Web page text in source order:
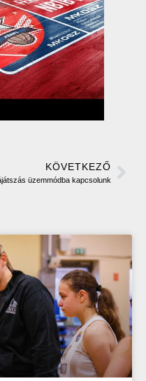
KÖVETKEZŐ
üzemmódba kapcsolunk